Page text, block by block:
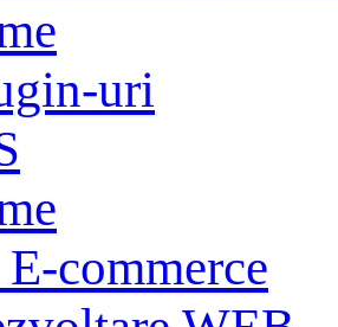
uri
commerce